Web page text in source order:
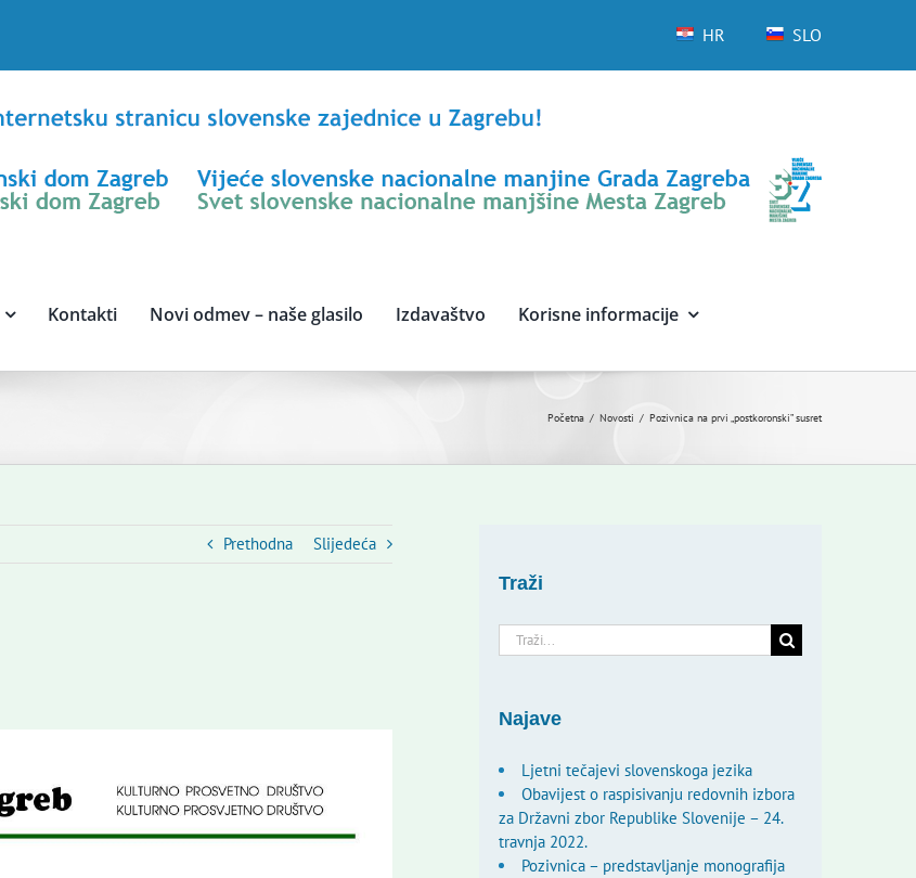
HR SLO
Kontakti Novi odmev – naše glasilo Izdavaštvo Korisne informacije
Početna Novosti Pozivnica na prvi „postkoronski” susret
Prethodna Slijedeća
Traži
Traži...
Najave
Ljetni tečajevi slovenskoga jezika
Obavijest o raspisivanju redovnih izbora
za Državni zbor Republike Slovenije – 24.
travnja 2022.
Pozivnica – predstavljanje monografija